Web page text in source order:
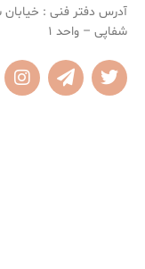
آدرس دفتر فنی :
شفاپی – واحد 1